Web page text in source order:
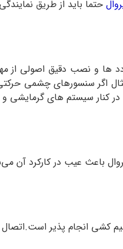
حتما باید از طریق
و نصب دقیق اصولی از
اگر سنسورهای چشمی
کنار سیستم های گرمایشی و
باعث عیب در کارکرد
کشی انجام پذیر